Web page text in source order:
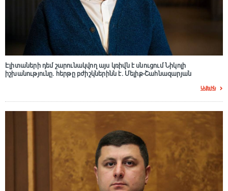
Էլիտաների դեմ շարունակվող այս կռիվն է սնուցում Նիկոլի
իշխանությունը. հերթը բժիշկներինն է. Մելիք-Շահնազարյան
Ավելին